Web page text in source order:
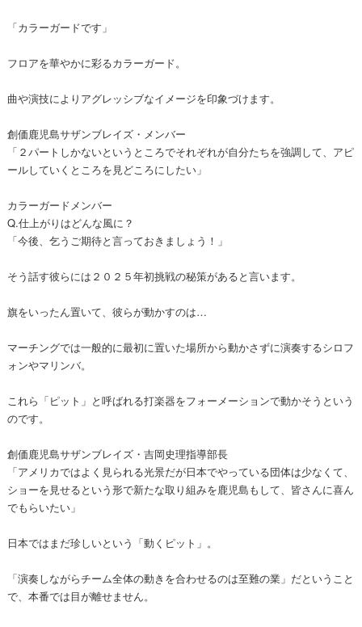
「カラーガードです」
フロアを華やかに彩るカラーガード。
曲や演技によりアグレッシブなイメージを印象づけます。
創価鹿児島サザンブレイズ・メンバー
「２パートしかないというところでそれぞれが自分たちを強調して、アピ
ールしていくところを見どころにしたい」
カラーガードメンバー
Q.仕上がりはどんな風に？
「今後、乞うご期待と言っておきましょう！」
そう話す彼らには２０２５年初挑戦の秘策があると言います。
旗をいったん置いて、彼らが動かすのは…
マーチングでは一般的に最初に置いた場所から動かさずに演奏するシロフ
ォンやマリンバ。
これら「ピット」と呼ばれる打楽器をフォーメーションで動かそうという
のです。
創価鹿児島サザンブレイズ・吉岡史理指導部長
「アメリカではよく見られる光景だが日本でやっている団体は少なくて、
ショーを見せるという形で新たな取り組みを鹿児島もして、皆さんに喜ん
でもらいたい」
日本ではまだ珍しいという「動くピット」。
「演奏しながらチーム全体の動きを合わせるのは至難の業」だということ
で、本番では目が離せません。